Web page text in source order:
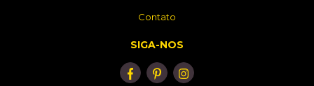
Contato
SIGA-NOS